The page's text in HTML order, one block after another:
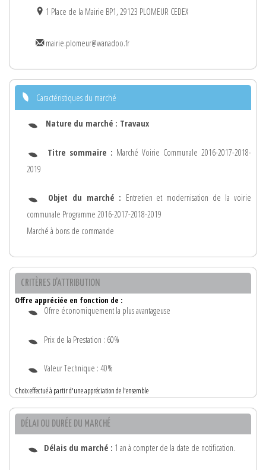
1 Place de la Mairie BP1, 29123 PLOMEUR CEDEX
mairie.plomeur@wanadoo.fr
Caractéristiques du marché
Nature du marché : Travaux
Titre sommaire : Marché Voirie Communale 2016-2017-2018-
2019
Objet du marché : Entretien et modernisation de la voirie
communale Programme 2016-2017-2018-2019
Marché à bons de commande
CRITÈRES D'ATTRIBUTION
Offre appréciée en fonction de :
Ofrre économiquement la plus avantageuse
Prix de la Prestation : 60%
Valeur Technique : 40%
Choix effectué à partir d'une appréciation de l'ensemble
DÉLAI OU DURÉE DU MARCHÉ
Délais du marché : 1 an à compter de la date de notification.